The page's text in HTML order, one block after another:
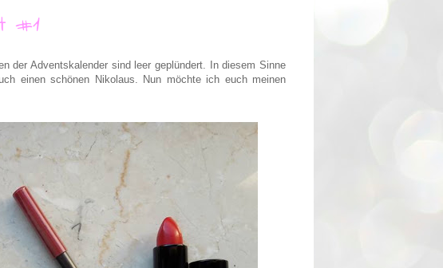
#1
der Adventskalender sind leer geplündert. In diesem Sinne
einen schönen Nikolaus. Nun möchte ich euch meinen